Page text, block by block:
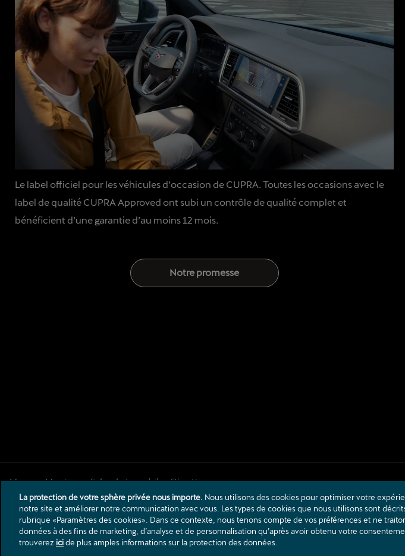
Le label officiel pour les véhicules d’occasion de CUPRA. Toutes les occasions avec le
label de qualité CUPRA Approved ont subi un contrôle de qualité complet et
bénéficient d’une garantie d’au moins 12 mois.
Notre promesse
Rte de Courtedoux 26
2900 Porrentruy
info@olivotti.ch
Tél.:+41 32 466 51 55
La protection de votre sphère privée nous importe. Nous utilisons des cookies pour optimiser votre
notre site et améliorer notre communication avec vous. Les types de cookies que nous utilisons sont
rubrique «Paramètres des cookies». Dans ce contexte, nous tenons compte de vos préférences et ne
données à des fins de marketing, d’analyse et de personnalisation qu’après avoir obtenu votre
trouverez icide plus amples informations sur la protection des données.